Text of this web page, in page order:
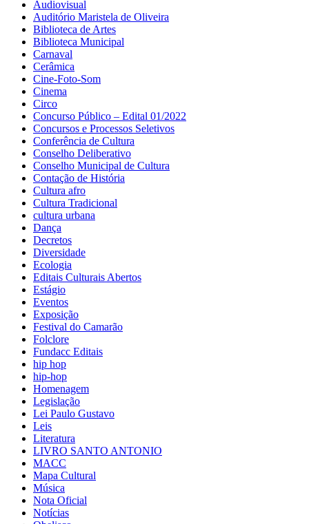
Audiovisual
Auditório Maristela de Oliveira
Biblioteca de Artes
Biblioteca Municipal
Carnaval
Cerâmica
Cine-Foto-Som
Cinema
Circo
Concurso Público – Edital 01/2022
Concursos e Processos Seletivos
Conferência de Cultura
Conselho Deliberativo
Conselho Municipal de Cultura
Contação de História
Cultura afro
Cultura Tradicional
cultura urbana
Dança
Decretos
Diversidade
Ecologia
Editais Culturais Abertos
Estágio
Eventos
Exposição
Festival do Camarão
Folclore
Fundacc Editais
hip hop
hip-hop
Homenagem
Legislação
Lei Paulo Gustavo
Leis
Literatura
LIVRO SANTO ANTONIO
MACC
Mapa Cultural
Música
Nota Oficial
Notícias